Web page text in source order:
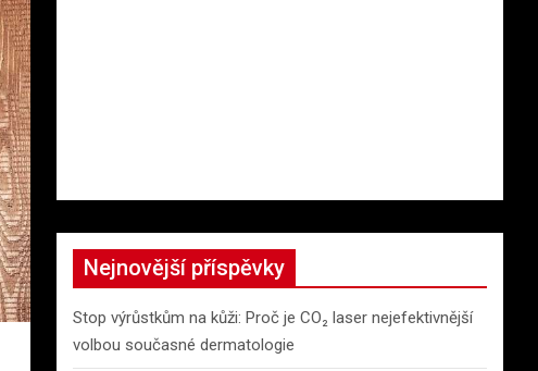
Nejnovější příspěvky
Stop výrůstkům na kůži: Proč je CO₂ laser nejefektivnější
volbou současné dermatologie